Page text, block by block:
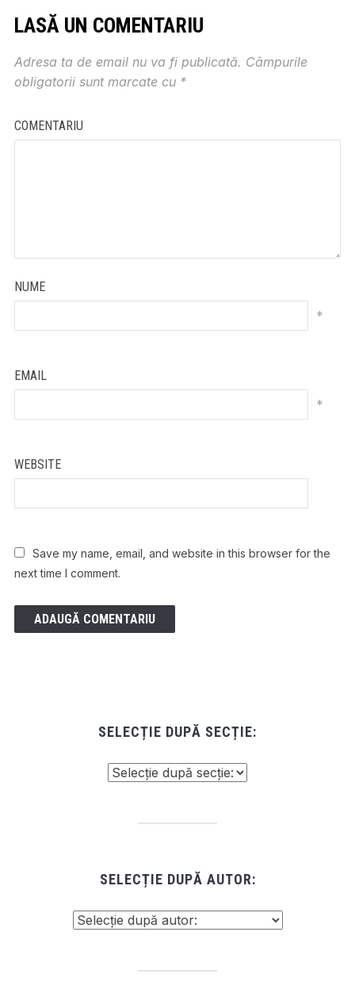
LASĂ UN COMENTARIU
Adresa ta de email nu va fi publicată. Câmpurile
obligatorii sunt marcate cu *
COMENTARIU
NUME
*
EMAIL
*
WEBSITE
Save my name, email, and website in this browser for the
next time I comment.
SELECȚIE DUPĂ SECȚIE:
SELECȚIE DUPĂ AUTOR: